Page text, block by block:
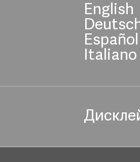
English
Español
Italiano